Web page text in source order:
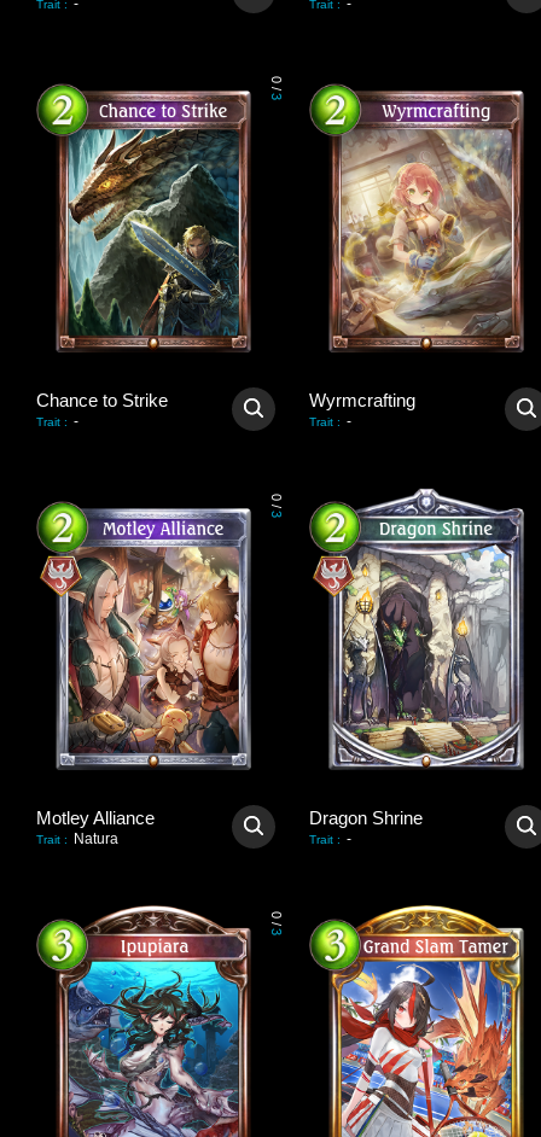
Trait : - Trait : -
0
/
3
Chance to Strike
Trait : -
Wyrmcrafting
Trait : -
0
/
3
Motley Alliance
Trait : Natura
Dragon Shrine
Trait : -
0
/
3